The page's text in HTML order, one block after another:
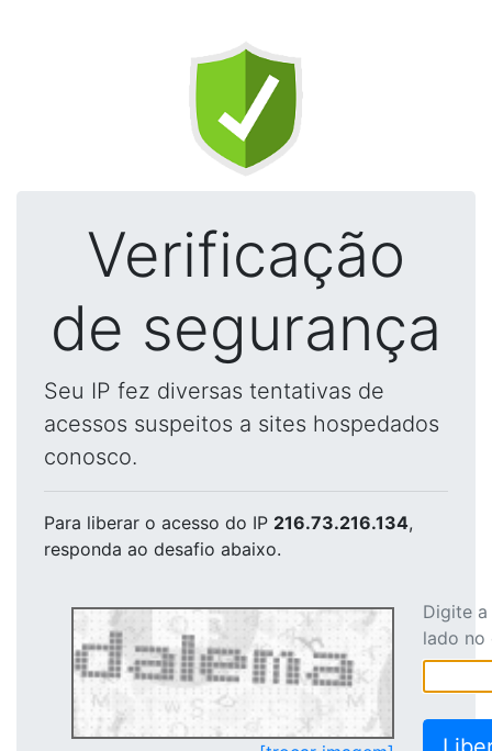
Verificação
de segurança
Seu IP fez diversas tentativas de
acessos suspeitos a sites hospedados
conosco.
Para liberar o acesso do IP 216.73.216.134,
responda ao desafio abaixo.
Digite
lado no